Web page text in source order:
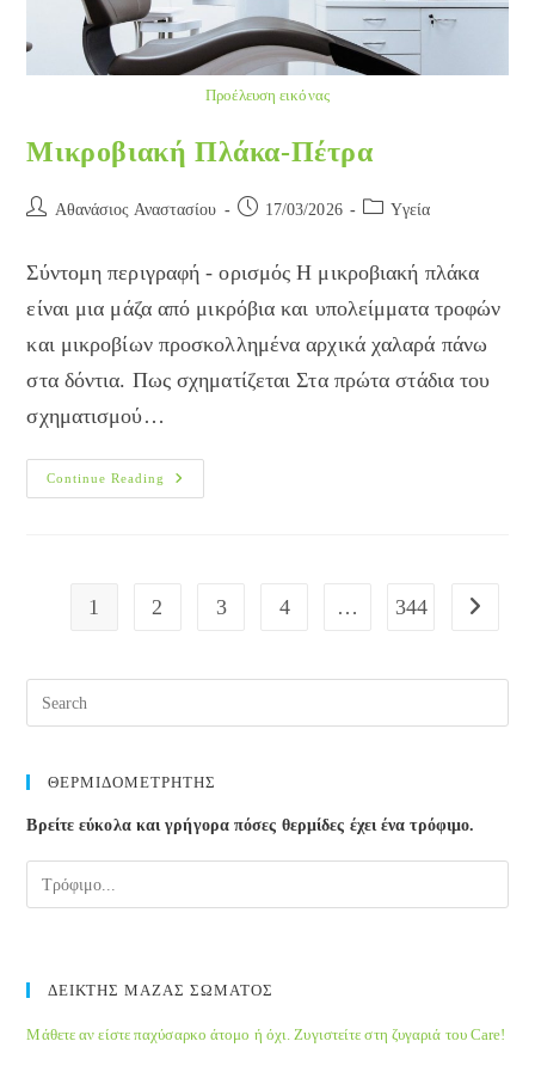
Προέλευση εικόνας
Μικροβιακή Πλάκα-Πέτρα
Post Αθανάσιος Αναστασίου
Post 17/03/2026
PostYγεία
Σύντομη περιγραφή - ορισμός Η μικροβιακή πλάκα
είναι μια μάζα από μικρόβια και υπολείμματα τροφών
και μικροβίων προσκολλημένα αρχικά χαλαρά πάνω
στα δόντια. Πως σχηματίζεται Στα πρώτα στάδια του
σχηματισμού…
Continue Reading
Μικροβιακή
Πλάκα-
1 2 3 4 … 344 Go to
ΘΕΡΜΙΔΟΜΕΤΡΗΤΗΣ
Βρείτε εύκολα και γρήγορα πόσες θερμίδες έχει ένα τρόφιμο.
ΔΕΙΚΤΗΣ ΜΑΖΑΣ ΣΩΜΑΤΟΣ
Μάθετε αν είστε παχύσαρκο άτομο ή όχι. Ζυγιστείτε στη ζυγαριά του Care!